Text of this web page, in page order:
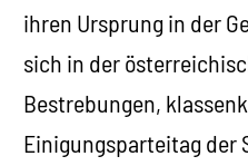
ihren Ursprung in der
sich in der
Bestrebungen,
Einigungsparteitag der